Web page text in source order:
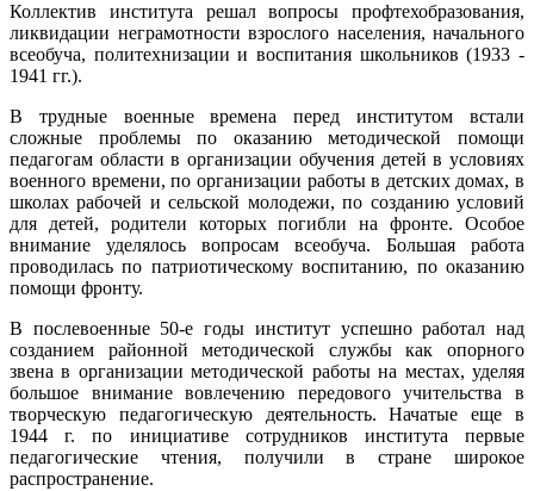
Коллектив института решал вопросы профтехобразования,
ликвидации неграмотности взрослого населения, начального
всеобуча, политехнизации и воспитания школьников (1933 -
1941 гг.).
В трудные военные времена перед институтом встали
сложные проблемы по оказанию методической помощи
педагогам области в организации обучения детей в условиях
военного времени, по организации работы в детских домах, в
школах рабочей и сельской молодежи, по созданию условий
для детей, родители которых погибли на фронте. Особое
внимание уделялось вопросам всеобуча. Большая работа
проводилась по патриотическому воспитанию, по оказанию
помощи фронту.
В послевоенные 50-е годы институт успешно работал над
созданием районной методической службы как опорного
звена в организации методической работы на местах, уделяя
большое внимание вовлечению передового учительства в
творческую педагогическую деятельность. Начатые еще в
1944 г. по инициативе сотрудников института первые
педагогические чтения, получили в стране широкое
распространение.